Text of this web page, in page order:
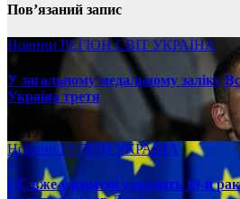
Пов’язаний запис
Новини РЕГІОНСВІТ УКРАЇНА
У загальному медальному заліку
Україна третя
08.17.2025
НовиниРЕГІОН УКРАЇНА
ЄС вже у вересні ухвалить 19-й